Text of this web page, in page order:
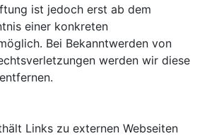
ist jedoch erst ab dem
einer konkreten
Bei Bekanntwerden von
werden wir diese
Links zu externen Webseiten